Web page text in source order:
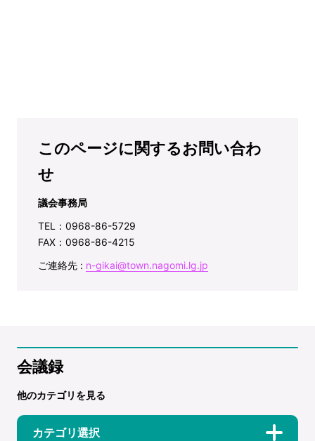
このページに関するお問い合わ
せ
議会事務局
TEL：0968-86-5729
FAX：0968-86-4215
ご連絡先 : n-gikai@town.nagomi.lg.jp
会議録
他のカテゴリを見る
カテゴリ選択